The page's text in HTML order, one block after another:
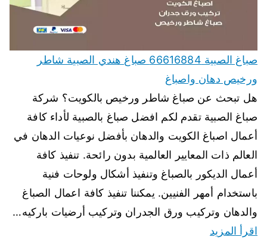
صباغ الصبية 66616884 صباغ هندي الصبية شاطر
ورخيص دهان واصباغ
هل تبحث عن صباغ شاطر ورخيص بالكويت؟ شركة
صباغ الصبية تقدم لكم افضل صباغ بالصبية لأداء كافة
أعمال اصباغ الكويت والدهان بأفضل نوعيات الدهان في
العالم ذات المعايير العالمية بدون رائحة. تنفيذ كافة
أعمال الديكور بالصباغ وتنفيذ أشكال ولوحات فنية
باستخدام أمهر الفنيين. يمكننا تنفيذ كافة اعمال الصباغ
والدهان وتركيب ورق الجدران وتركيب أرضيات باركيه…
اقرأ المزيد